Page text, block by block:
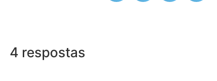
4 respostas